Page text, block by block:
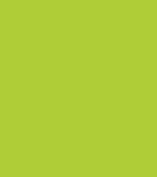
auswählen